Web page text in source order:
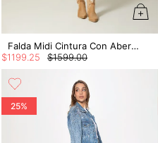
Falda Midi Cintura Con Abertura Y Correa
$1599.00
$1199 25
25%